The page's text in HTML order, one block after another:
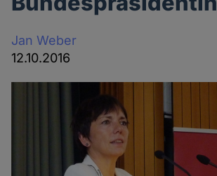
Jan Weber
12.10.2016